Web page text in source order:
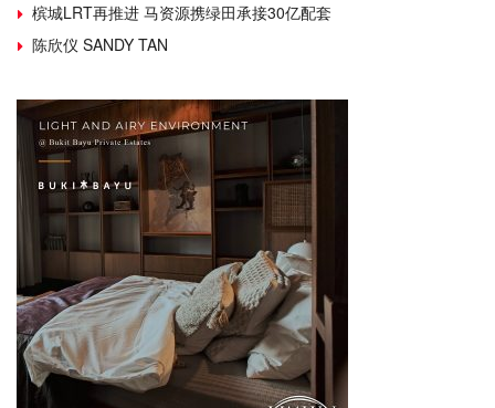
槟城LRT再推进 马资源携绿田承接30亿配套
陈欣仪 SANDY TAN